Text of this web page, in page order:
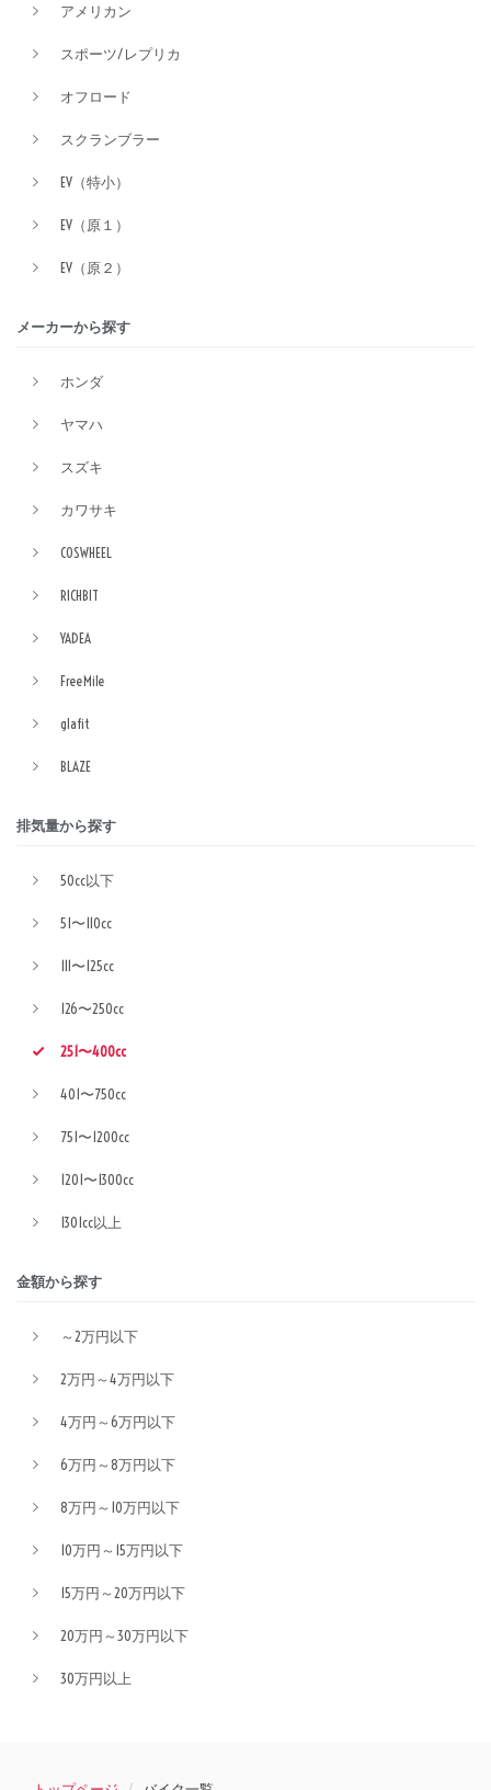
アメリカン
スポーツ/レプリカ
オフロード
スクランブラー
EV（特小）
EV（原１）
EV（原２）
メーカーから探す
ホンダ
ヤマハ
スズキ
カワサキ
COSWHEEL
RICHBIT
YADEA
FreeMile
glafit
BLAZE
排気量から探す
50cc以下
51〜110cc
111〜125cc
126〜250cc
251〜400cc
401〜750cc
751〜1200cc
1201〜1300cc
1301cc以上
金額から探す
～2万円以下
2万円～4万円以下
4万円～6万円以下
6万円～8万円以下
8万円～10万円以下
10万円～15万円以下
15万円～20万円以下
20万円～30万円以下
30万円以上